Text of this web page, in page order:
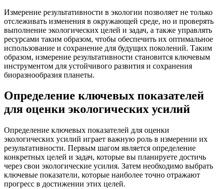
Измерение результативности в экологии позволяет не только
отслеживать изменения в окружающей среде, но и проверять
выполнение экологических целей и задач, а также управлять
ресурсами таким образом, чтобы обеспечить их оптимальное
использование и сохранение для будущих поколений. Таким
образом, измерение результативности становится ключевым
инструментом для устойчивого развития и сохранения
биоразнообразия планеты.
Определение ключевых показателей
для оценки экологических усилий
Определение ключевых показателей для оценки
экологических усилий играет важную роль в измерении их
результативности. Первым шагом является определение
конкретных целей и задач, которые вы планируете достичь
через свои экологические усилия. Затем необходимо выбрать
ключевые показатели, которые наиболее точно отражают
прогресс в достижении этих целей.